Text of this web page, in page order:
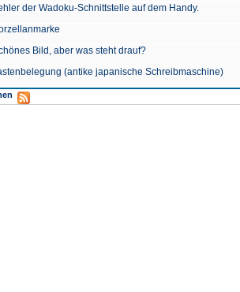
der Wadoku-Schnittstelle auf dem Handy.
Bild, aber was steht drauf?
(antike japanische Schreibmaschine)